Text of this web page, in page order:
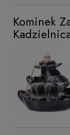
Kominek